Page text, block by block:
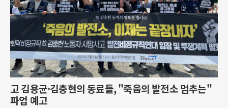
고 김용균·김충현의 동료들, "죽음의 발전소 멈추는"
파업 예고